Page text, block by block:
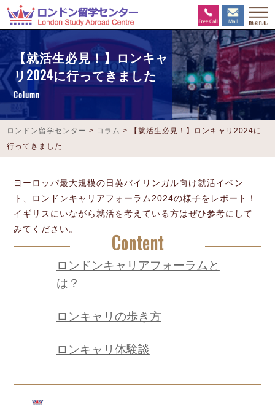
【就活生必見！】ロンキャ
リ2024に行ってきました
Column
ロンドン留学センター > コラム >
【就活生必見！】ロンキャリ2024に
行ってきました
ヨーロッパ最大規模の日英バイリンガル向け就活イベン
ト、ロンドンキャリアフォーラム2024の様子をレポート！
イギリスにいながら就活を考えている方はぜひ参考にして
みてください。
Content
ロンドンキャリアフォーラムと
は？
ロンキャリの歩き方
ロンキャリ体験談